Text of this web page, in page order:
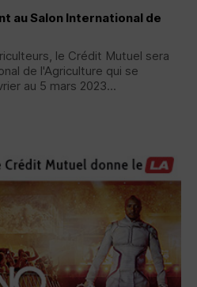
au Salon International de
le Crédit Mutuel sera
de l'Agriculture qui se
au 5 mars 2023...